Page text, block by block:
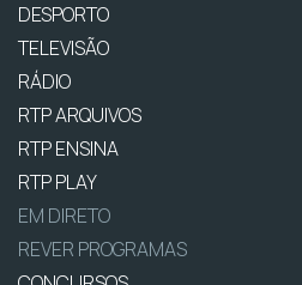
DESPORTO
TELEVISÃO
RÁDIO
RTP ARQUIVOS
RTP ENSINA
RTP PLAY
EM DIRETO
REVER PROGRAMAS